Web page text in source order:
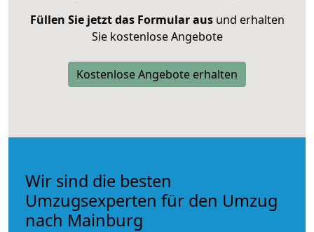
Füllen Sie jetzt das Formular ausund erhalten
Sie kostenlose Angebote
Kostenlose Angebote erhalten
Wir sind die besten
Umzugsexperten für den Umzug
nach Mainburg